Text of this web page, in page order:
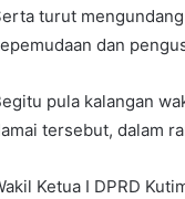
turut
dan
pula kalangan
tersebut, dalam
Ketua I DPRD